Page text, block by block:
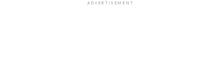
ADVERTISEMENT